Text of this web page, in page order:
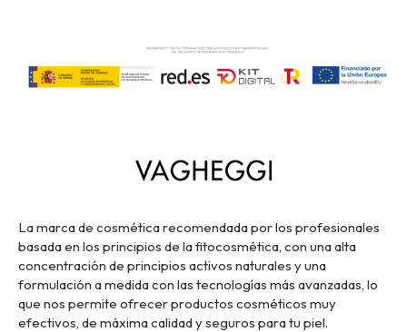
La marca de cosmética recomendada por los profesionales
basada en los principios de la fitocosmética, con una alta
concentración de principios activos naturales y una
formulación a medida con las tecnologías más avanzadas, lo
que nos permite ofrecer productos cosméticos muy
efectivos, de máxima calidad y seguros para tu piel.